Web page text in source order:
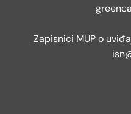
Zapisnici MUP o